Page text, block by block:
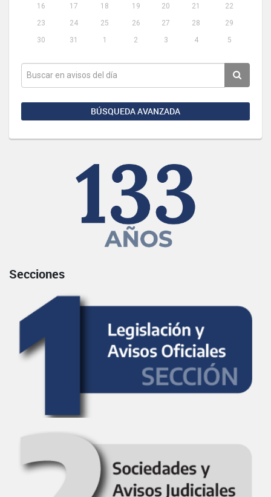
16
17 18 19 20 21
22
23
24 25 26 27 28
29
30
31 1 2 3 4 5
BÚSQUEDA AVANZADA
Secciones